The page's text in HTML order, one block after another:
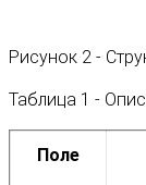
Рисунок 2 -
Таблица 1 -
Поле